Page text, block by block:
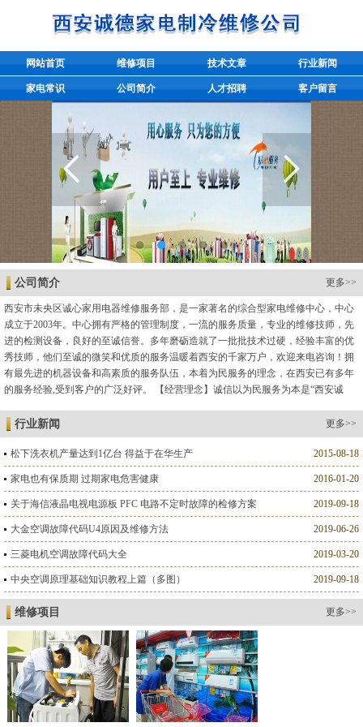
网站首页 维修项目 技术文章 行业新闻
家电常识 公司简介 人才招聘 客户留言
公司简介 更多>>
西安市未央区诚心家用电器维修服务部，是一家著名的综合型家电维修中心，中心
成立于2003年。中心拥有严格的管理制度，一流的服务质量，专业的维修技师，先
进的检测设备，良好的至诚信誉。多年磨砺造就了一批批技术过硬，经验丰富的优
秀技师，他们至诚的微笑和优质的服务温暖着西安的千家万户，欢迎来电咨询！拥
有最先进的机器设备和高素质的服务队伍，本着为民服务的理念，在西安已有多年
的服务经验,受到客户的广泛好评。 【经营理念】诚信以为民服务为本是“西安诚
行业新闻 更多>>
2015-08-18
松下洗衣机产量达到1亿台 得益于在华生产
2016-01-20
家电也有保质期 过期家电危害健康
2019-09-18
关于海信液晶电视电源板 PFC 电路不定时故障的检修方案
2019-06-26
大金空调故障代码U4原因及维修方法
2019-03-20
三菱电机空调故障代码大全
2019-09-18
中央空调原理基础知识教程上篇（多图）
维修项目 更多>>